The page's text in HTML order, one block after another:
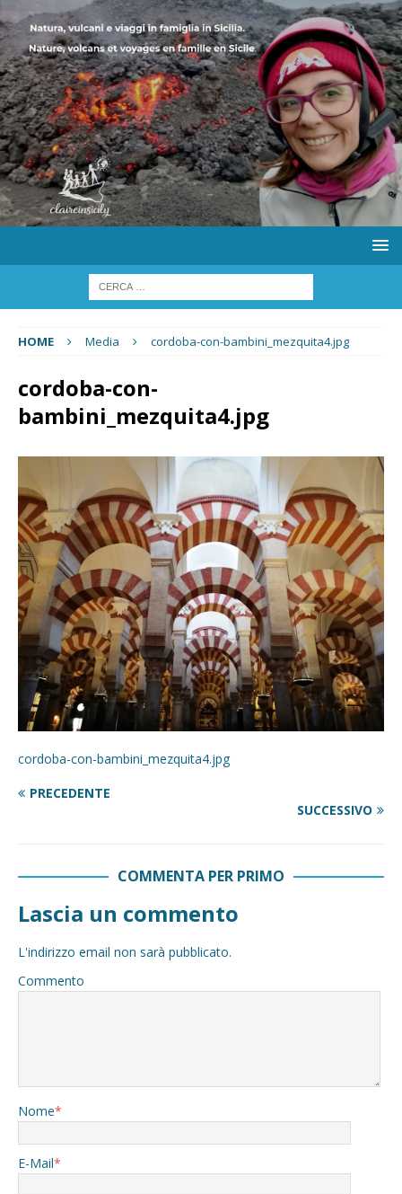
HOME Media cordoba-con-bambini_mezquita4.jpg
cordoba-con-
bambini_mezquita4.jpg
cordoba-con-bambini_mezquita4.jpg
PRECEDENTE
SUCCESSIVO
COMMENTA PER PRIMO
Lascia un commento
L'indirizzo email non sarà pubblicato.
Commento
Nome*
E-Mail*